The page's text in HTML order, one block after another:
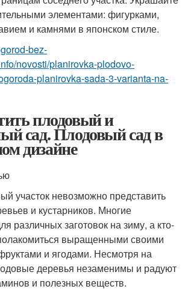
элементами: фигурками,
и камнями в японском стиле.
bez-
novosti/planirovka-plodovo-
planirovka-sada-3-varianta-na-
плодовый и
сад. Плодовый сад в
дизайне
участок невозможно представить
и кустарников. Многие
различных заготовок на зиму, а кто-
выращенными своими
и ягодами. Несмотря на
деревья незаменимы и радуют
и полезных веществ.